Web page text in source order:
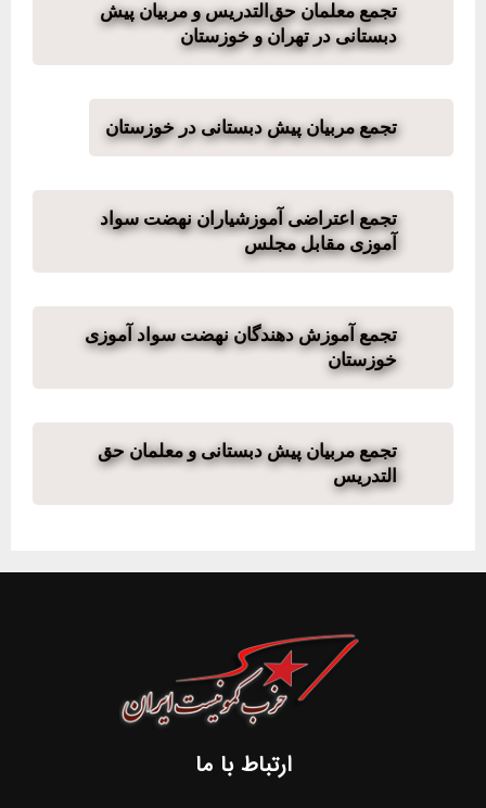
تجمع معلمان حق‌التدریس و مربیان پیش
دبستانی در تهران و خوزستان
تجمع مربیان پیش دبستانی در خوزستان
تجمع اعتراضی آموزشیاران نهضت سواد
آموزی مقابل مجلس
تجمع آموزش دهندگان نهضت سواد آموزی
خوزستان
تجمع مربیان پیش دبستانی و معلمان حق
التدریس
ارتباط با ما